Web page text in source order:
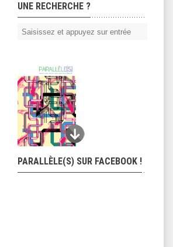
UNE RECHERCHE ?
PARALLÈLE(S) SUR FACEBOOK !